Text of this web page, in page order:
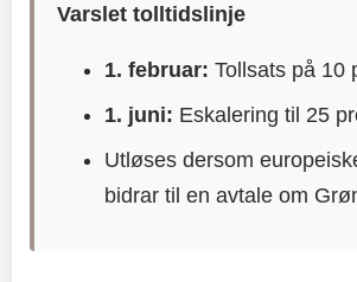
Varslet tolltidslinje
1. februar: Tollsats på 10
1. juni: Eskalering til 25
Utløses dersom
bidrar til en avtale om